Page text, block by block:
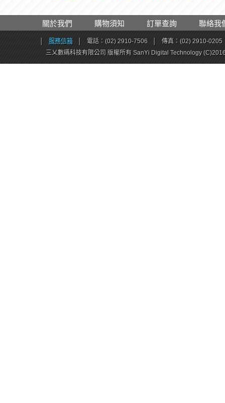
關於我們 購物須知 訂單查詢 聯絡我
服務信箱 電話：(02) 2910-7506
傳真：(02) 2910-0205
三乂數碼科技有限公司 版權所有 SanYi Digital Technology